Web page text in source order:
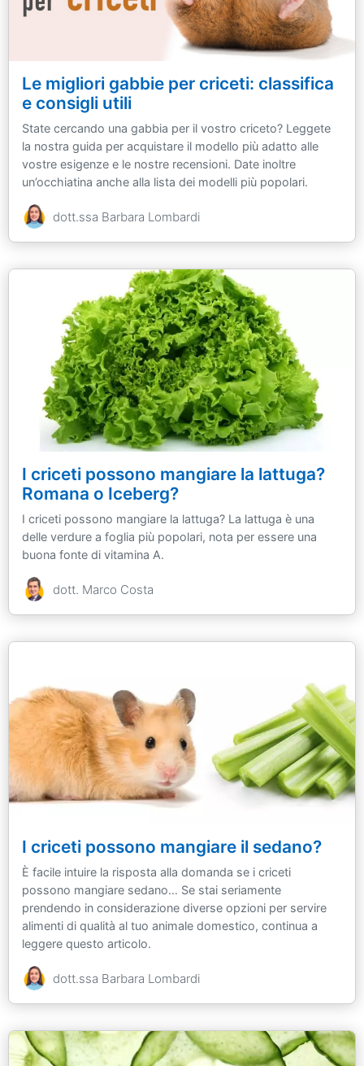
Le migliori gabbie per criceti: classifica
e consigli utili
State cercando una gabbia per il vostro criceto? Leggete
la nostra guida per acquistare il modello più adatto alle
vostre esigenze e le nostre recensioni. Date inoltre
un’occhiatina anche alla lista dei modelli più popolari.
dott.ssa Barbara Lombardi
I criceti possono mangiare la lattuga?
Romana o Iceberg?
I criceti possono mangiare la lattuga? La lattuga è una
delle verdure a foglia più popolari, nota per essere una
buona fonte di vitamina A.
dott. Marco Costa
I criceti possono mangiare il sedano?
È facile intuire la risposta alla domanda se i criceti
possono mangiare sedano… Se stai seriamente
prendendo in considerazione diverse opzioni per servire
alimenti di qualità al tuo animale domestico, continua a
leggere questo articolo.
dott.ssa Barbara Lombardi